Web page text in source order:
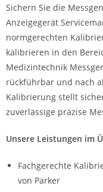
Sichern Sie die
Anzeigegerät
normgerechten
kalibrieren in den
Medizintechnik
rückführbar und nach
Kalibrierung stellt
zuverlässige präzise
Unsere Leistungen im
Fachgerechte
von Parker